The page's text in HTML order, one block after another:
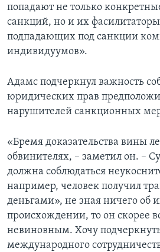
попадают не только
санкций, но и их
подпадающих под санкции
индивидуумов».
Адамс подчеркнул важность
юридических прав
нарушителей санкционных
«Бремя доказательства вины
обвинителях, – заметил он. –
должна соблюдаться
например, человек получил
деньгами», не зная ничего об
происхождении, то он скорее
невиновным. Хочу
международного